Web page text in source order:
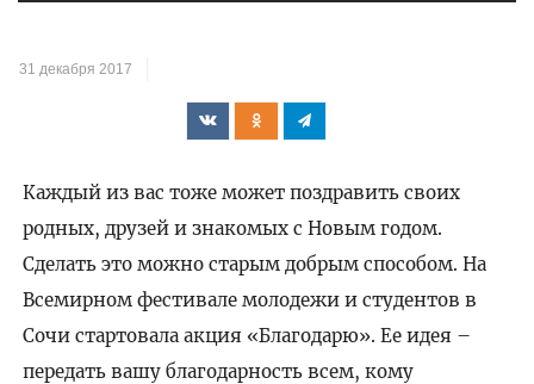
31 декабря 2017
Каждый из вас тоже может поздравить своих
родных, друзей и знакомых с Новым годом.
Сделать это можно старым добрым способом. На
Всемирном фестивале молодежи и студентов в
Сочи стартовала акция «Благодарю». Ее идея –
передать вашу благодарность всем, кому